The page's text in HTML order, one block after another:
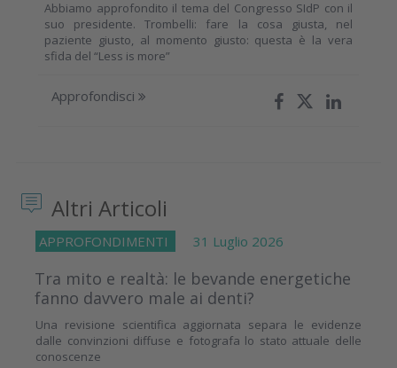
Abbiamo approfondito il tema del Congresso SIdP con il
suo presidente. Trombelli: fare la cosa giusta, nel
paziente giusto, al momento giusto: questa è la vera
sfida del “Less is more”
Approfondisci
Altri Articoli
APPROFONDIMENTI 31 Luglio 2026
Tra mito e realtà: le bevande energetiche
fanno davvero male ai denti?
Una revisione scientifica aggiornata separa le evidenze
dalle convinzioni diffuse e fotografa lo stato attuale delle
conoscenze